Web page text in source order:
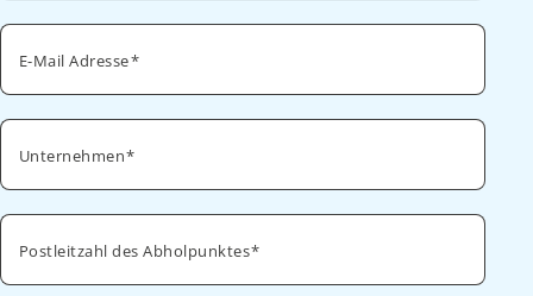
E-Mail Adresse
Unternehmen
Postleitzahl des Abholpunktes